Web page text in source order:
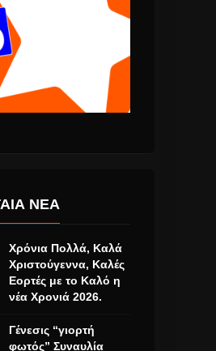
ΝΕΑ
Χρόνια Πολλά, Καλά
Χριστούγεννα, Καλές
Εορτές με το Καλό η
νέα Χρονιά 2026.
Γένεσις “γιορτή
φωτός” Συναυλία